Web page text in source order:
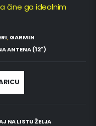
čine ga idealnim
, GARMIN
ANTENA (12")
NA LISTU ŽELJA